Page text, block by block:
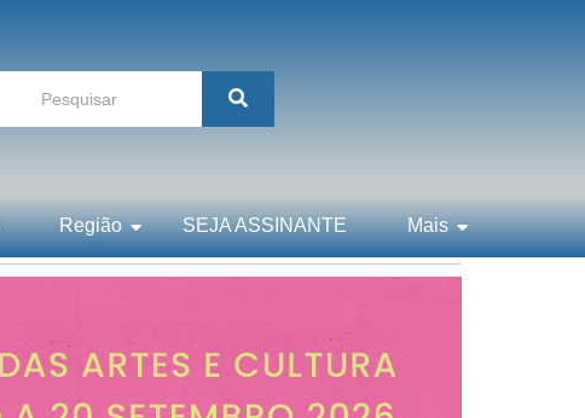
Região SEJA ASSINANTE Mais